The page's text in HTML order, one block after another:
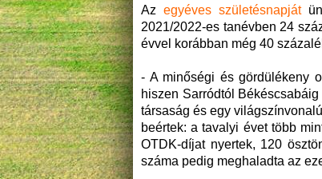
Azegyéves születésnapját
2021/2022-es tanévben 24
évvel korábban még 40
- A minőségi és gördülékeny
hiszen Sarródtól
társaság és egy
beértek: a tavalyi évet több
OTDK-díjat nyertek, 120
száma pedig meghaladta az